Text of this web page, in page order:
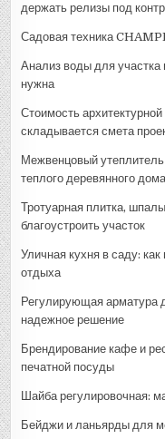
держать релизы под
Садовая техника
Анализ воды для участка
нужна
Стоимость
складывается смета
Межвенцовый
теплого деревянного
Тротуарная плитка,
благоустроить участок
Уличная кухня в саду:
отдыха
Регулирующая арматура
надежное решение
Брендирование кафе и
печатной посуды
Шайба регулировочная:
Бейджи и ланьярды для